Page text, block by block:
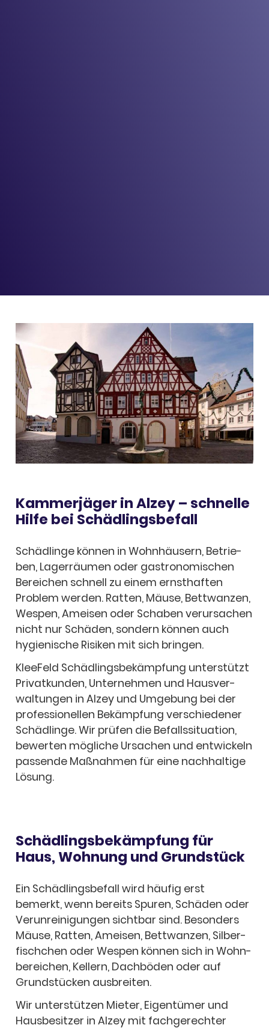
Kammerjäger in Alzey – schnelle
Hilfe bei Schäd­lings­be­fall
Schäd­linge können in Wohn­häu­sern, Betrie­
ben, Lager­räu­men oder gastro­no­mi­schen
Berei­chen schnell zu einem ernst­haf­ten
Problem werden. Ratten, Mäuse, Bett­wan­zen,
Wespen, Amei­sen oder Scha­ben verur­sa­chen
nicht nur Schä­den, sondern können auch
hygie­ni­sche Risi­ken mit sich brin­gen.
Klee­Feld Schäd­lings­be­kämp­fung unter­stützt
Privat­kun­den, Unter­neh­men und Haus­ver­
wal­tun­gen in Alzey und Umge­bung bei der
profes­sio­nel­len Bekämp­fung verschie­de­ner
Schäd­linge. Wir prüfen die Befalls­si­tua­tion,
bewer­ten mögli­che Ursa­chen und entwi­ckeln
passende Maßnah­men für eine nach­hal­tige
Lösung.
Schäd­lings­be­kämp­fung für
Haus, Wohnung und Grund­stück
Ein Schäd­lings­be­fall wird häufig erst
bemerkt, wenn bereits Spuren, Schä­den oder
Verun­rei­ni­gun­gen sicht­bar sind. Beson­ders
Mäuse, Ratten, Amei­sen, Bett­wan­zen, Silber­
fisch­chen oder Wespen können sich in Wohn­
be­rei­chen, Kellern, Dach­bö­den oder auf
Grund­stü­cken ausbrei­ten.
Wir unter­stüt­zen Mieter, Eigen­tü­mer und
Haus­be­sit­zer in Alzey mit fach­ge­rech­ter